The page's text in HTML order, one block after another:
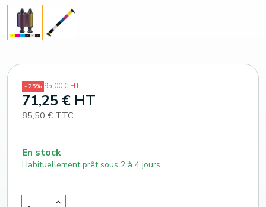
- 25% 95,00 € HT
71,25 € HT
85,50 € TTC
En stock
Habituellement prêt sous 2 à 4 jours